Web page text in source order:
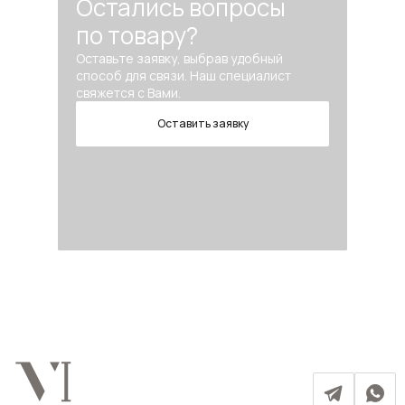
Остались вопросы
по товару?
Оставьте заявку, выбрав удобный
способ для связи. Наш специалист
свяжется с Вами.
Оставить заявку